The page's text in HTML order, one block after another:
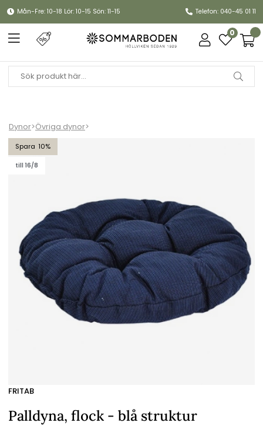
Mån-Fre: 10-18 Lör: 10-15 Sön: 11-15 Telefon: 040-45 01 11
0
Dynor>Övriga dynor>
10
till 16/8
Palldyna, flock - blå struktur
FRITAB
Palldyna, flock - blå struktur